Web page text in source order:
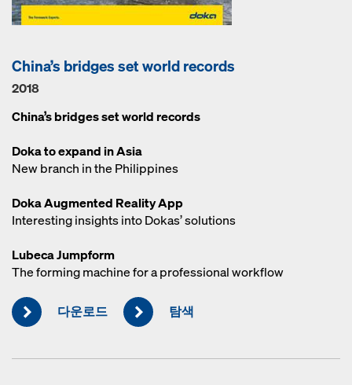
China’s bridges set world records
2018
China’s bridges set world records
Doka to expand in Asia
New branch in the Philippines
Doka Augmented Reality App
Interesting insights into Dokas’ solutions
Lubeca Jumpform
The forming machine for a professional workflow
다운로드 탐색